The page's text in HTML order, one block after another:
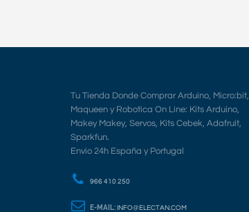
Tu Tienda Donde Comprar Arduino, Micro:bit,
Maqueen y Robotica On Line: Kits Arduino,
Makey Makey, Servos, Kits Cebek, Adafruit,
Sparkfun.
Envio 24h España y Portugal
966 410 250
E-MAIL: INFO@ELECTAN.COM